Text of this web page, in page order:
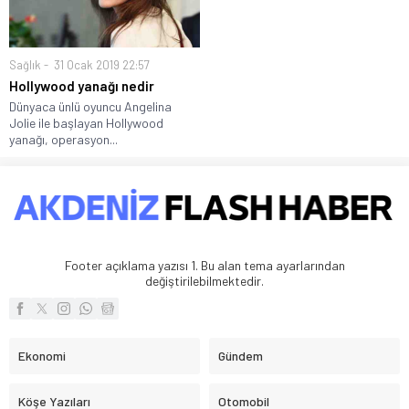
Sağlık 31 Ocak 2019 22:57
Hollywood yanağı nedir
Dünyaca ünlü oyuncu Angelina
Jolie ile başlayan Hollywood
yanağı, operasyon...
Footer açıklama yazısı 1. Bu alan tema ayarlarından
değiştirilebilmektedir.
Ekonomi Gündem
Köşe Yazıları Otomobil